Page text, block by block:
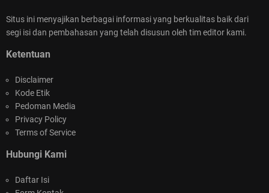
Situs ini menyajikan berbagai informasi yang berkualitas baik dari
segi isi dan pembahasan yang telah disusun oleh tim editor kami.
Ketentuan
Disclaimer
Kode Etik
Pedoman Media
Privacy Policy
Terms of Service
Hubungi Kami
Daftar Isi